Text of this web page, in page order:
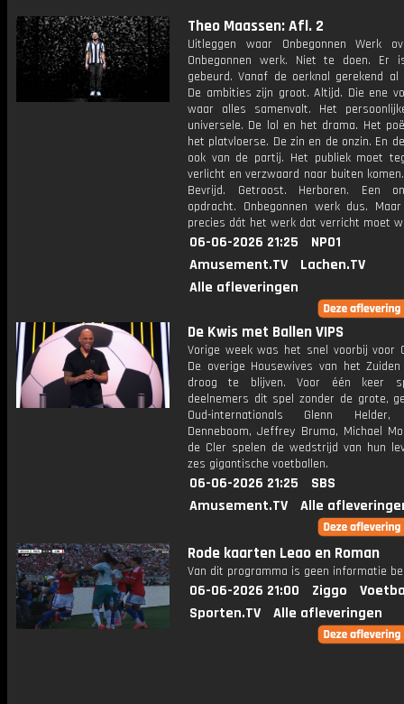
Theo Maassen: Afl. 2
Uitleggen waar Onbegonnen Werk
Onbegonnen werk. Niet te doen. Er
gebeurd. Vanaf de oerknal gerekend al
De ambities zijn groot. Altijd. Die ene
waar alles samenvalt. Het
universele. De lol en het drama. Het
het platvloerse. De zin en de onzin. En
ook van de partij. Het publiek moet
verlicht en verzwaard naar buiten
Bevrijd. Getroost. Herboren. Een
opdracht. Onbegonnen werk dus.
precies dát het werk dat verricht moet
06-06-2026 21:25
NPO1
Amusement.TV
Lachen.TV
Alle afleveringen
De Kwis met Ballen VIPS
Vorige week was het snel voorbij voor
De overige Housewives van het
droog te blijven. Voor één keer
deelnemers dit spel zonder de grote,
Oud-internationals Glenn Helder,
Denneboom, Jeffrey Bruma, Michael
de Cler spelen de wedstrijd van hun
zes gigantische voetballen.
06-06-2026 21:25
SBS
Amusement.TV
Alle
Rode kaarten Leao en Roman
Van dit programma is geen informatie
06-06-2026 21:00 Ziggo
Sporten.TV
Alle afleveringen